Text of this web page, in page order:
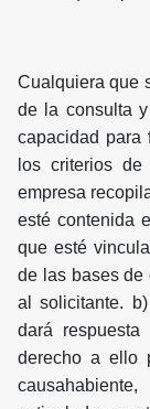
Cualquiera que
de la consulta
capacidad para
los criterios
empresa
esté contenida
que esté
de las bases de
al solicitante.
dará
derecho a ello